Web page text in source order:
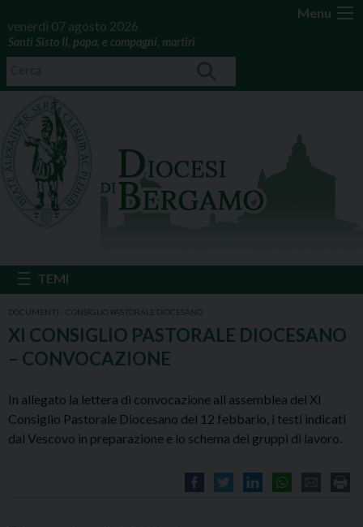
Menu
venerdì 07 agosto 2026
Santi Sisto II, papa, e compagni, martiri
DOCUMENTI - CONSIGLIO PASTORALE DIOCESANO
XI CONSIGLIO PASTORALE DIOCESANO
– CONVOCAZIONE
In allegato la lettera di convocazione all assemblea del XI
Consiglio Pastorale Diocesano del 12 febbario, i testi indicati
dal Vescovo in preparazione e lo schema dei gruppi di lavoro.